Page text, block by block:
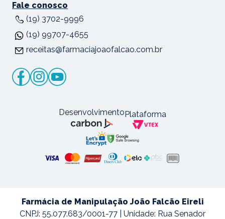
Fale conosco
(19) 3702-9996
(19) 99707-4655
receitas@farmaciajoaofalcao.com.br
DesenvolvimentoPlataforma
Farmácia de Manipulação João Falcão Eireli
CNPJ: 55.077.683/0001-77 | Unidade: Rua Senador